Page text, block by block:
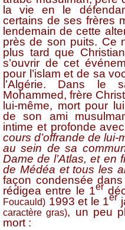
la vie en le
certains de ses frères
lendemain de cette
près de son puits. Ce
plus tard que
s’ouvrir de cet
pour l’islam et de sa
l’Algérie. Dans
Mohammed, frère
lui-même, mort pour lui
de son ami
intime et profonde
cours d’offrande de lui-
au sein de sa
Dame de l’Atlas, et en
de Médéa et tous les
façon condensée
rédigea entre le 1er
Foucauld) 1993 et le 1er
caractère gras), un peu
mort :